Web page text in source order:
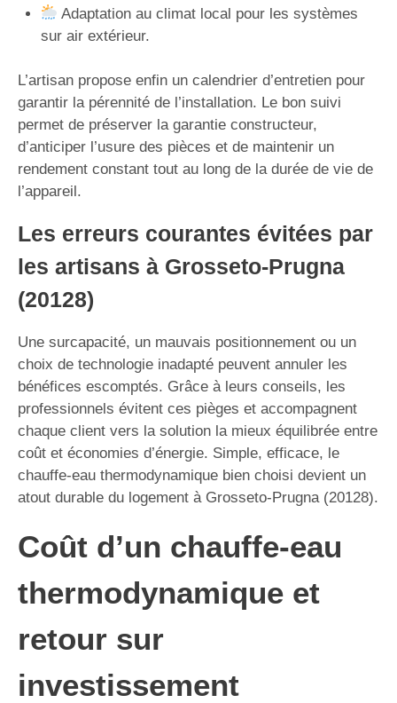
Adaptation au climat local pour les systèmes
sur air extérieur.
L’artisan propose enfin un calendrier d’entretien pour
garantir la pérennité de l’installation. Le bon suivi
permet de préserver la garantie constructeur,
d’anticiper l’usure des pièces et de maintenir un
rendement constant tout au long de la durée de vie de
l’appareil.
Les erreurs courantes évitées par
les artisans à Grosseto-Prugna
(20128)
Une surcapacité, un mauvais positionnement ou un
choix de technologie inadapté peuvent annuler les
bénéfices escomptés. Grâce à leurs conseils, les
professionnels évitent ces pièges et accompagnent
chaque client vers la solution la mieux équilibrée entre
coût et économies d’énergie. Simple, efficace, le
chauffe-eau thermodynamique bien choisi devient un
atout durable du logement à Grosseto-Prugna (20128).
Coût d’un chauffe-eau
thermodynamique et
retour sur
investissement